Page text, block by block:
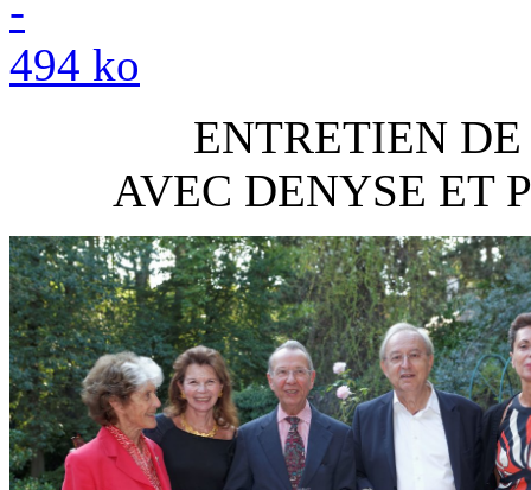
ENTRETIEN
AVEC DENYSE ET